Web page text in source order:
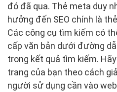
đó đã qua. Thẻ meta duy
hưởng đến SEO chính là
Các công cụ tìm kiếm có
cấp văn bản dưới đường
trong kết quả tìm kiếm.
trang của bạn theo cách
người sử dụng cần vào